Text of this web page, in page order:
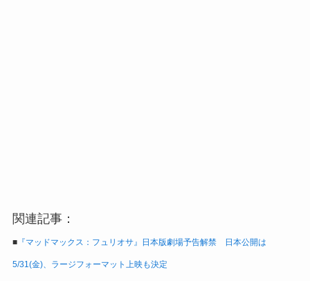
関連記事：
■『マッドマックス：フュリオサ』日本版劇場予告解禁 日本公開は
5/31(金)、ラージフォーマット上映も決定